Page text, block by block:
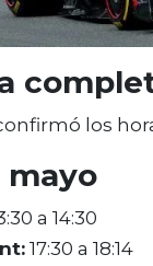
los
mayo
a 14:30
17:30 a 18:14